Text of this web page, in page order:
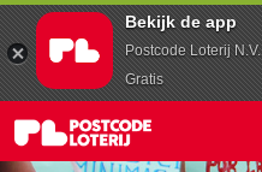
Bekijk de app
Postcode Loterij N.V.
Gratis